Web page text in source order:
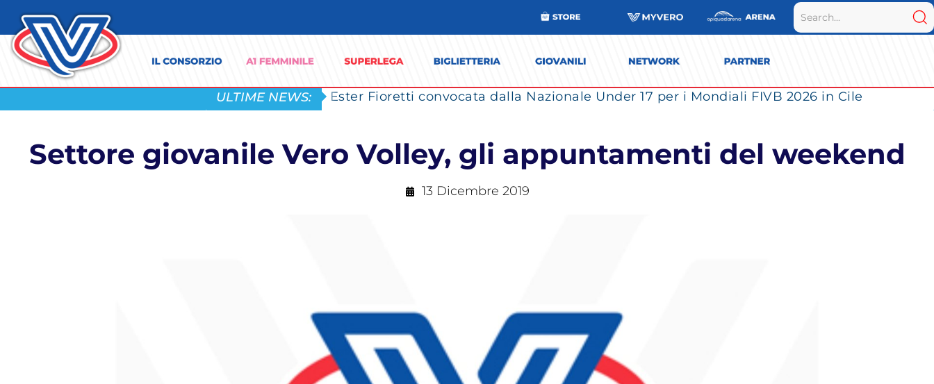
ULTIME NEWS: Ester Fioretti convocata dalla Nazionale Under 17 per i Mondiali FIVB 2026 in Cile
Settore giovanile Vero Volley, gli appuntamenti del weekend
13 Dicembre 2019